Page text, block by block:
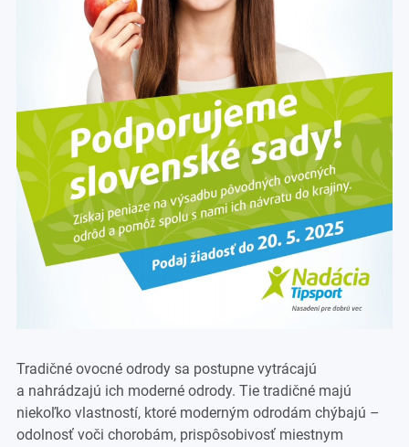
Tradičné ovocné odrody sa postupne vytrácajú
a nahrádzajú ich moderné odrody. Tie tradičné majú
niekoľko vlastností, ktoré moderným odrodám chýbajú –
odolnosť voči chorobám, prispôsobivosť miestnym